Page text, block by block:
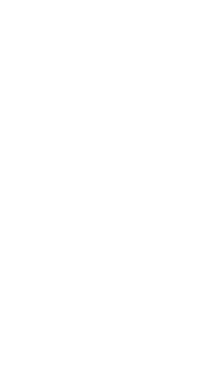
アダム・ハネット
ーブレンダー昇格
ットさんは、